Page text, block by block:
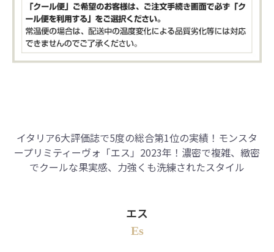
イタリア6大評価誌で5度の総合第1位の実績！ モンスタ
ープリミティーヴォ「エス」2023年！ 濃密で複雑、緻密
でクールな果実感、力強くも洗練されたスタイル
エス
Es